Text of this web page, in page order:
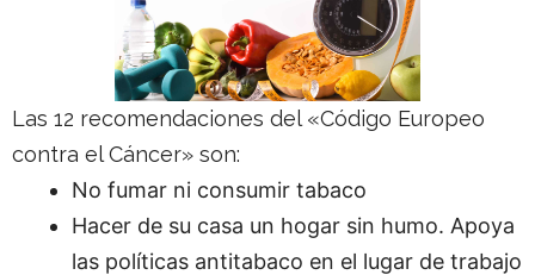
Las 12 recomendaciones del «Código Europeo
contra el Cáncer» son:
No fumar ni consumir tabaco
Hacer de su casa un hogar sin humo. Apoya
las políticas antitabaco en el lugar de trabajo